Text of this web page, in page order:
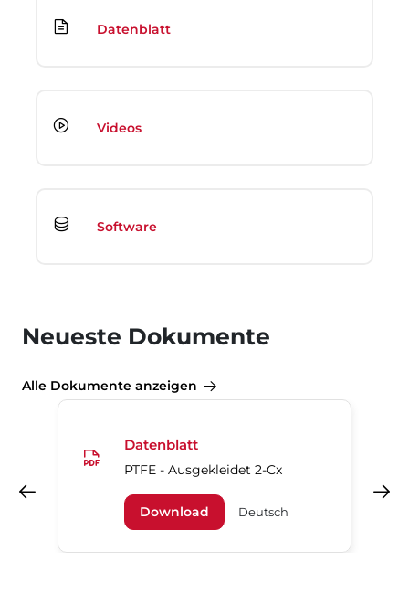
Datenblatt
Videos
Software
Neueste Dokumente
Alle Dokumente anzeigen
Datenblatt
PTFE - Ausgekleidet 2-Cx
Download Deutsch
Nächstes